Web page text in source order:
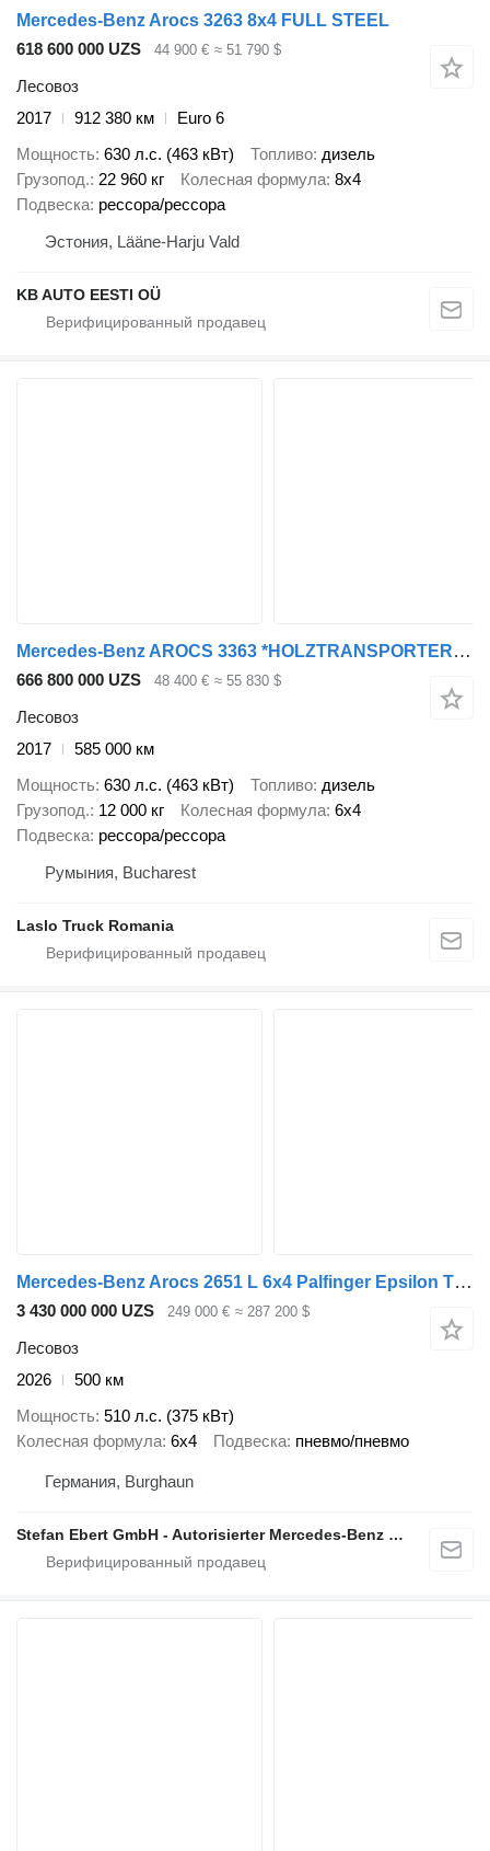
Mercedes-Benz Arocs 3263 8x4 FULL STEEL
618 600 000 UZS
44 900 € ≈ 51 790 $
Лесовоз
2017
912 380 км
Euro 6
Мощность 630 л.с. (463 кВт) Топливо дизель
Грузопод. 22 960 кг Колесная формула 8x4
Подвеска рессора/рессора
Эстония, Lääne-Harju Vald
KB AUTO EESTI OÜ
Mercedes-Benz AROCS 3363 *HOLZTRANSPORTER * LOGLIFT 251S /6x4
666 800 000 UZS 48 400 € ≈ 55 830 $
Лесовоз
2017
585 000 км
Мощность 630 л.с. (463 кВт) Топливо дизель
Грузопод. 12 000 кг Колесная формула 6x4
Подвеска рессора/рессора
Румыния, Bucharest
Laslo Truck Romania
Mercedes-Benz Arocs 2651 L 6x4 Palfinger Epsilon TZ12-98
3 430 000 000 UZS 249 000 € ≈ 287 200 $
Лесовоз
2026
500 км
Мощность 510 л.с. (375 кВт)
Колесная формула 6x4 Подвеска пневмо/пневмо
Германия, Burghaun
Stefan Ebert GmbH - Autorisierter Mercedes-Benz Servicepartner